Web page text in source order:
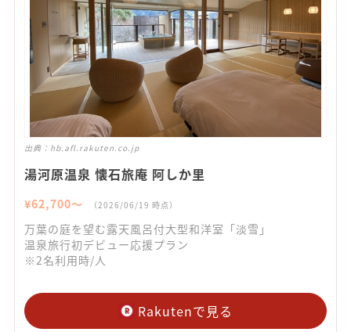
出典： hb.afl.rakuten.co.jp
湯河原温泉 懐石旅庵 阿しか里
¥62,700〜 （2026/06/19 時点）
万葉の庭を望む露天風呂付大型和洋室「淡雪」
温泉旅行初デビュー応援プラン
※2名利用時/人
Rakutenで見る